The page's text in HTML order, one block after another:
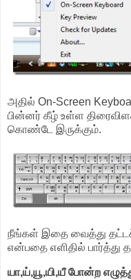
அதில் On-Screen
பின்னர் கீழ் உள்ள
கொண்டே இருக்கும்.
நீங்கள் இதை வைத்து
என்பதை எளிதில் பார்த்து
யா,ய்,யூ,யி,யீ போன்ற